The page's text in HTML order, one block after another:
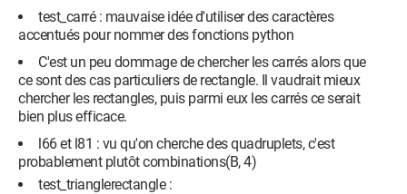
yD))==0:
         return True
    else:
         return False
'''cette fonction permet de definir un triangle
rectangle'''
def test_trianglerectangle(xA,yA,xB,yB,xC,yC):
test_carré : mauvaise idée d'utiliser des caractères
accentués pour nommer des fonctions python
C'est un peu dommage de chercher les carrés alors que
ce sont des cas particuliers de rectangle. Il vaudrait mieux
chercher les rectangles, puis parmi eux les carrés ce serait
bien plus efficace.
l66 et l81 : vu qu'on cherche des quadruplets, c'est
probablement plutôt combinations(B, 4)
test_trianglerectangle :